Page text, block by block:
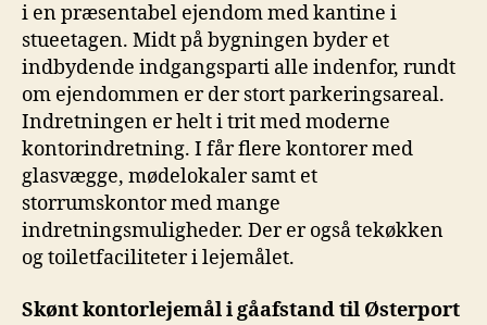
i en præsentabel ejendom med kantine i
stueetagen. Midt på bygningen byder et
indbydende indgangsparti alle indenfor, rundt
om ejendommen er der stort parkeringsareal.
Indretningen er helt i trit med moderne
kontorindretning. I får flere kontorer med
glasvægge, mødelokaler samt et
storrumskontor med mange
indretningsmuligheder. Der er også tekøkken
og toiletfaciliteter i lejemålet.
Skønt kontorlejemål i gåafstand til Østerport